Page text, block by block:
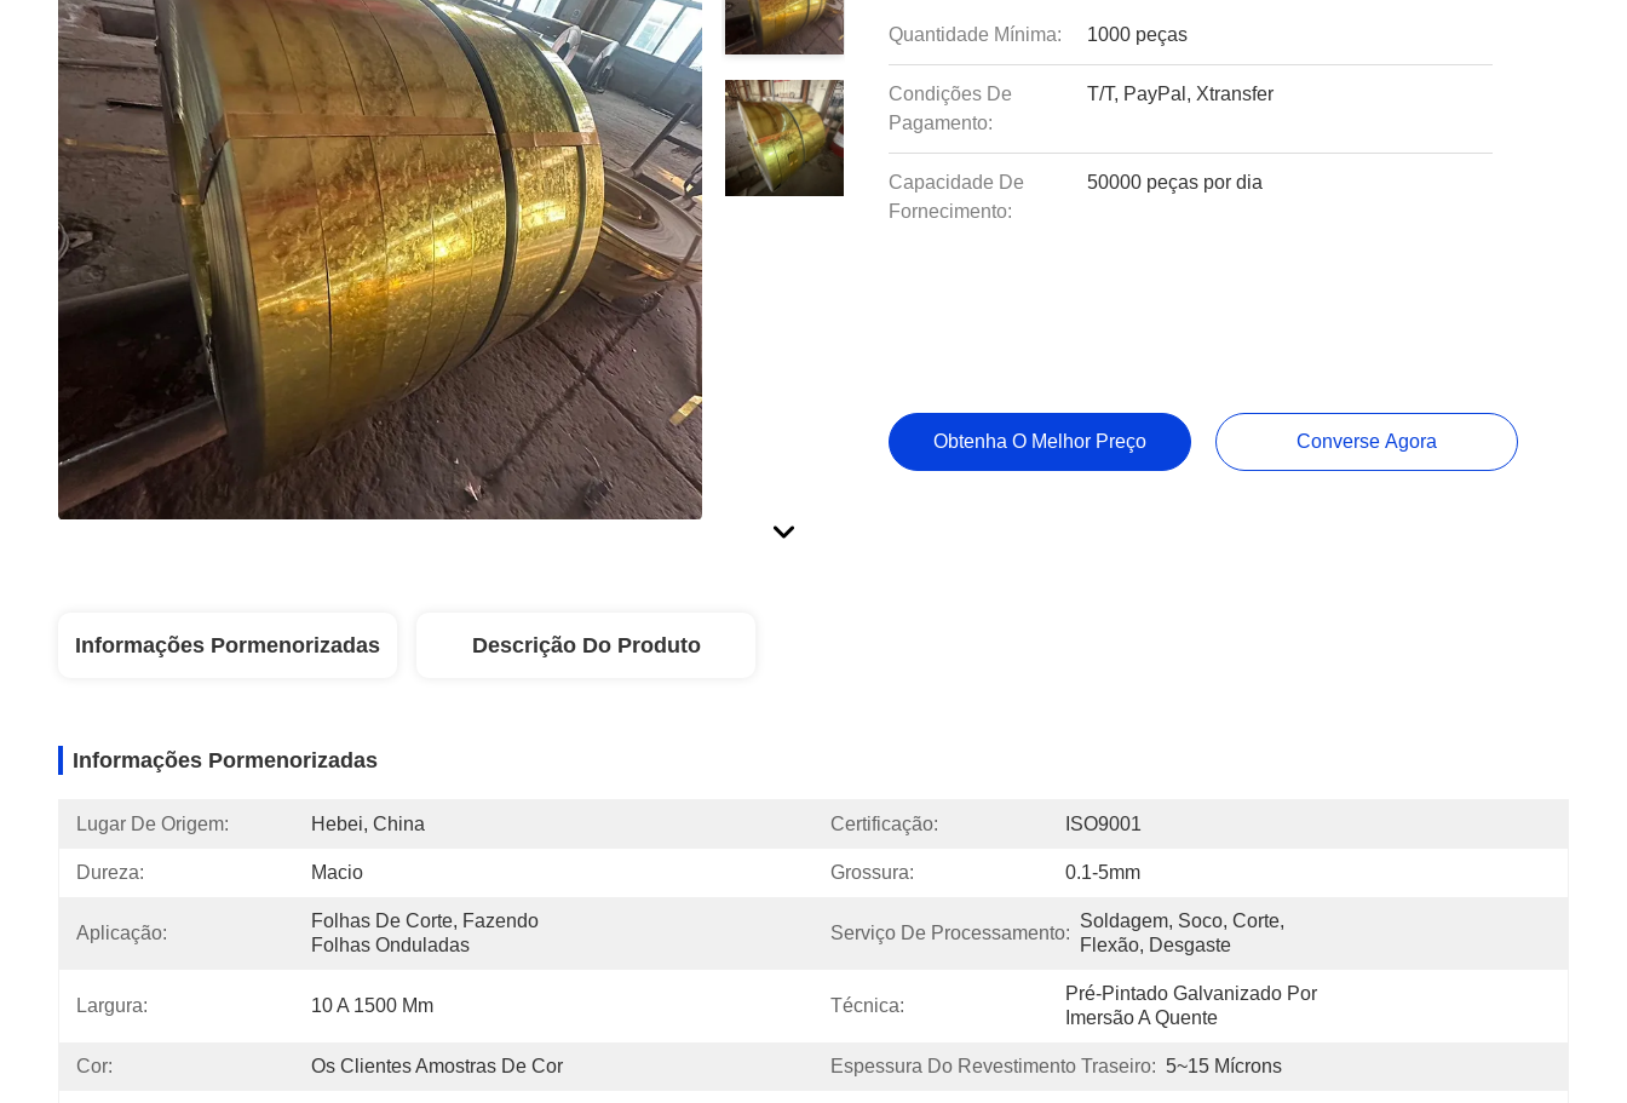
Quantidade Mínima: 1000 peças
Condições De
Pagamento:
T/T, PayPal, Xtransfer
Capacidade De
Fornecimento:
50000 peças por dia
Obtenha O Melhor Preço Converse Agora
Informações Pormenorizadas Descrição Do Produto
Informações Pormenorizadas
Lugar De Origem: Hebei, China Certificação: ISO9001
Dureza: Macio Grossura: 0.1-5mm
Aplicação:
Folhas De Corte, Fazendo
Folhas Onduladas
Serviço De Processamento:
Soldagem, Soco, Corte,
Flexão, Desgaste
Largura: 10 A 1500 Mm Técnica:
Pré-Pintado Galvanizado Por
Imersão A Quente
Cor: Os Clientes Amostras De Cor Espessura Do Revestimento Traseiro: 5~15 Mícrons